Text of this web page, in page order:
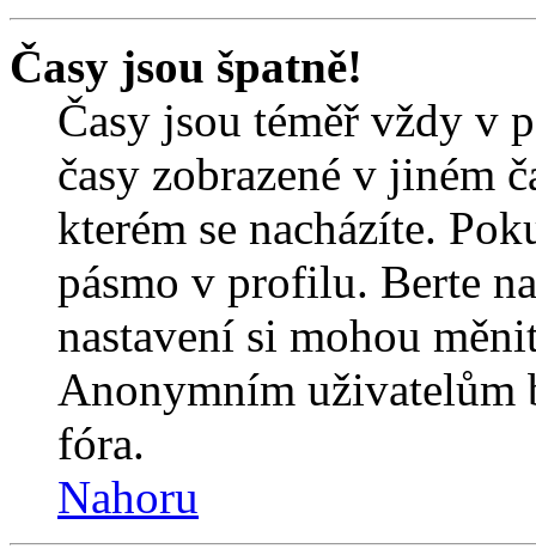
Časy jsou špatně!
Časy jsou téměř vždy v
časy zobrazené v jiném
kterém se nacházíte.
pásmo v profilu. Berte
nastavení si mohou
Anonymním uživatelům
fóra.
Nahoru